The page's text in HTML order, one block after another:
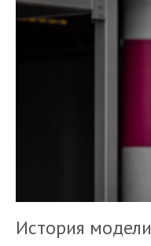
История модели